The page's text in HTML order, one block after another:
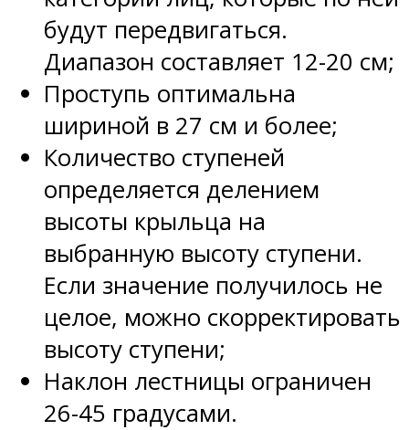
будут передвигаться.
Диапазон составляет 12-20 см;
Проступь оптимальна
шириной в 27 см и более;
Количество ступеней
определяется делением
высоты крыльца на
выбранную высоту ступени.
Если значение получилось не
целое, можно скорректировать
высоту ступени;
Наклон лестницы ограничен
26-45 градусами.